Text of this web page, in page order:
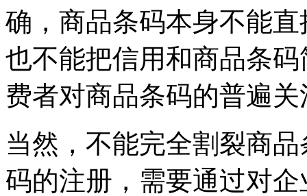
确，商品条码本身不能
也不能把信用和商品条
费者对商品条码的普遍关
当然，不能完全割裂商
码的注册，需要通过对